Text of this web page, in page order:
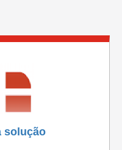
solução